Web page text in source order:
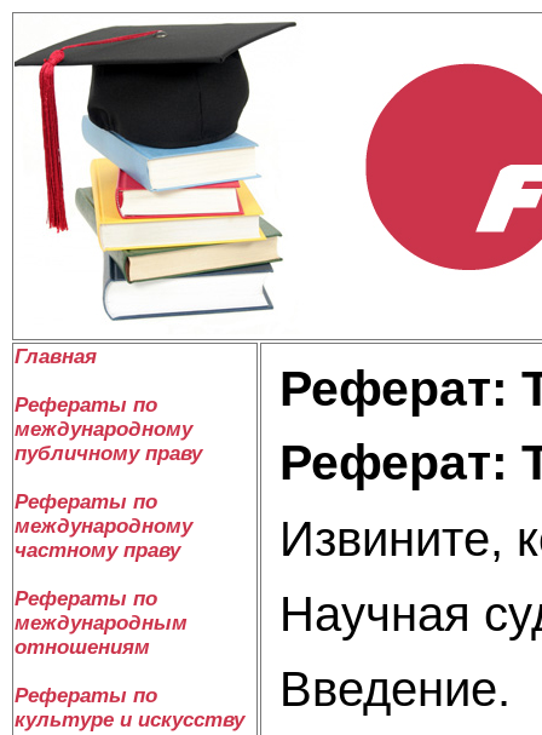
Главная
Рефераты по
международному
публичному праву
Рефераты по
международному
частному праву
Рефераты по
международным
отношениям
Рефераты по
культуре и искусству
Реферат:
Реферат:
Извините,
Научная
Введение.